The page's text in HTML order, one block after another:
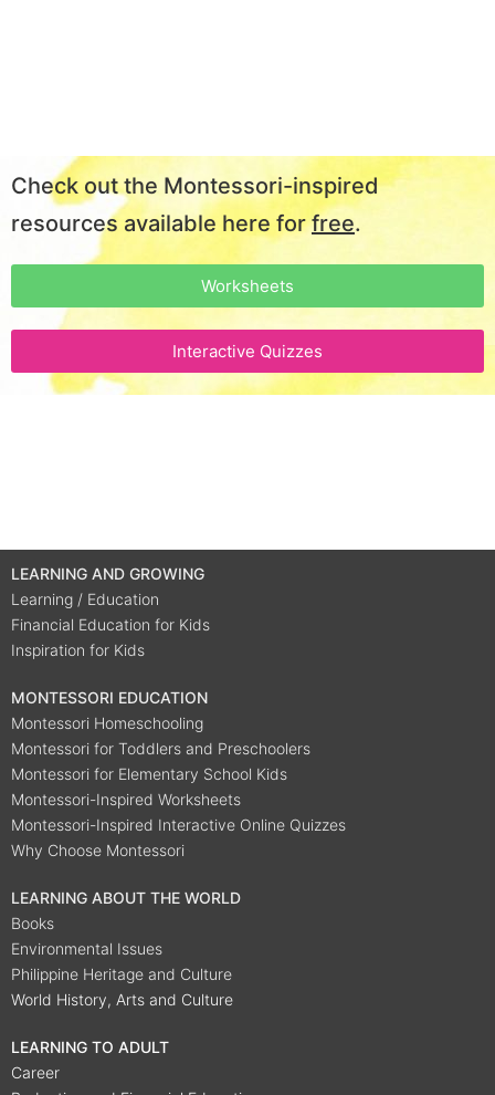
Check out the Montessori-inspired
resources available here forfree.
Worksheets
Interactive Quizzes
LEARNING AND GROWING
Learning / Education
Financial Education for Kids
Inspiration for Kids
MONTESSORI EDUCATION
Montessori Homeschooling
Montessori for Toddlers and Preschoolers
Montessori for Elementary School Kids
Montessori-Inspired Worksheets
Montessori-Inspired Interactive Online Quizzes
Why Choose Montessori
LEARNING ABOUT THE WORLD
Books
Environmental Issues
Philippine Heritage and Culture
World History, Arts and Culture
LEARNING TO ADULT
Career